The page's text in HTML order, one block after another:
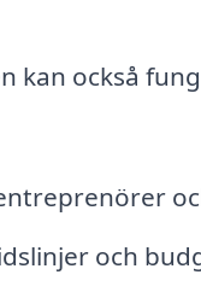
kan också
och